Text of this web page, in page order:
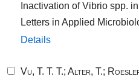
Inactivation of Vibrio spp.
Letters in Applied
Details
Vu, T. T. T.; Alter, T.;